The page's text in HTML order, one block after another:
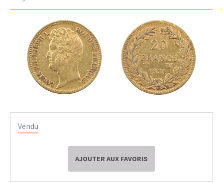
Vendu
AJOUTER AUX FAVORIS